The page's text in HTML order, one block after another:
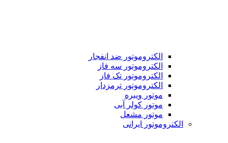
الکتروموتور ضد انفجار
الکتروموتور سه فاز
الکتروموتور تک فاز
الکتروموتور ترمزدار
موتور ویبره
موتور کولر آبی
موتور مشعل
الکتروموتور ایرانی